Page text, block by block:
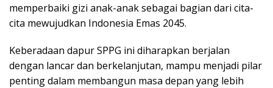
memperbaiki gizi anak-anak sebagai bagian dari cita-
cita mewujudkan Indonesia Emas 2045.
Keberadaan dapur SPPG ini diharapkan berjalan
dengan lancar dan berkelanjutan, mampu menjadi pilar
penting dalam membangun masa depan yang lebih